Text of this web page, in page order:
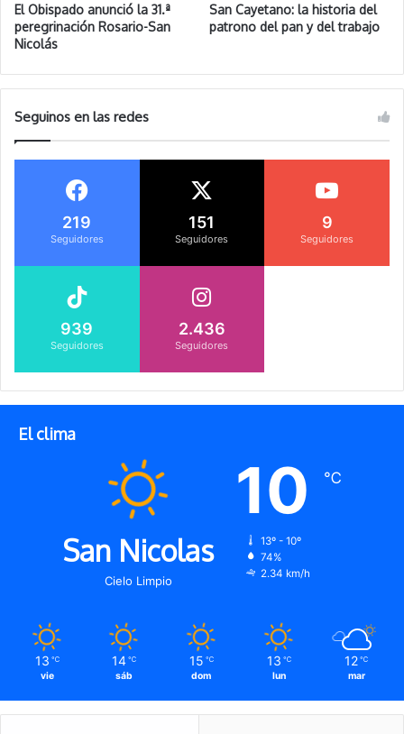
El Obispado anunció la 31.ª
peregrinación Rosario-San
Nicolás
San Cayetano: la historia del
patrono del pan y del trabajo
Seguinos en las redes
219
Seguidores
151
Seguidores
9
Seguidores
939
Seguidores
2.436
Seguidores
El clima
San Nicolas
Cielo Limpio
10 ℃
13º - 10º
74%
2.34 km/h
13 ℃
vie
14 ℃
sáb
15 ℃
dom
13 ℃
lun
12 ℃
mar